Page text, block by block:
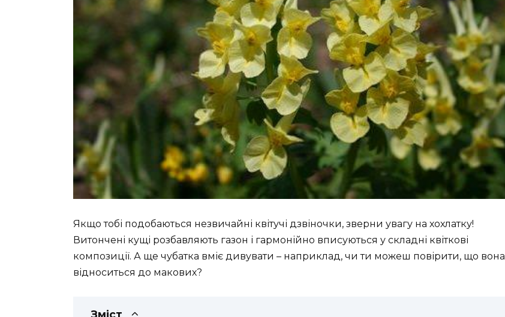
Якщо тобі подобаються незвичайні квітучі дзвіночки, зверни увагу на хохлатку!
Витончені кущі розбавляють газон і гармонійно вписуються у складні квіткові
композиції. А ще чубатка вміє дивувати – наприклад, чи ти можеш повірити, що вона
відноситься до макових?
Зміст